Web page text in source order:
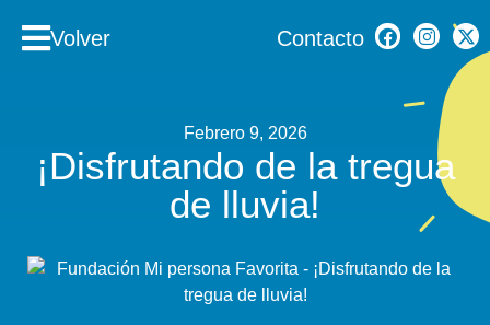
Volver Contacto
Febrero 9, 2026
¡Disfrutando de la tregua
de lluvia!